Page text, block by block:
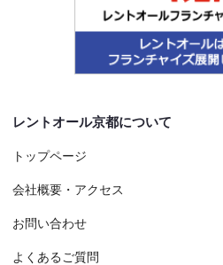
レントオール京都について
トップページ
会社概要・アクセス
お問い合わせ
よくあるご質問